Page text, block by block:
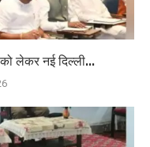
लेकर नई दिल्ली...